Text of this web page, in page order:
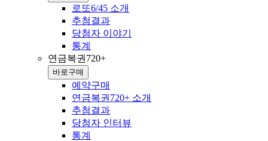
로또6/45 소개
추첨결과
당첨자 이야기
통계
연금복권720+
바로구매
예약구매
연금복권720+ 소개
추첨결과
당첨자 인터뷰
통계